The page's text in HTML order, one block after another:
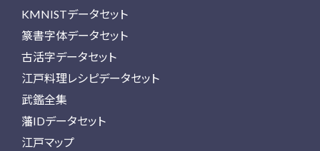
KMNISTデータセット
篆書字体データセット
古活字データセット
江戸料理レシピデータセット
武鑑全集
藩IDデータセット
江戸マップ